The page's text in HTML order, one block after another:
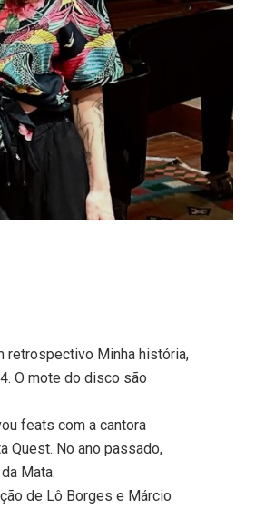
retrospectivo Minha história,
O mote do disco são
feats com a cantora
Quest. No ano passado,
Mata.
de Lô Borges e Márcio